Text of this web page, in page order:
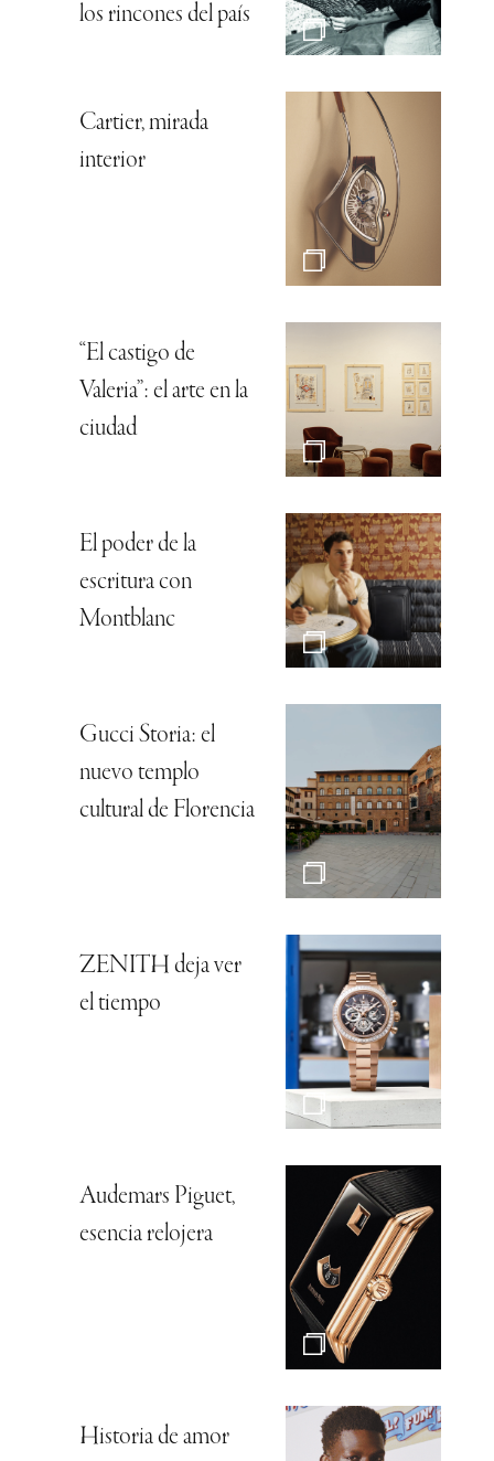
los rincones del país
Cartier, mirada
interior
“El castigo de
Valeria”: el arte en la
ciudad
El poder de la
escritura con
Montblanc
Gucci Storia: el
nuevo templo
cultural de Florencia
ZENITH deja ver
el tiempo
Audemars Piguet,
esencia relojera
Historia de amor